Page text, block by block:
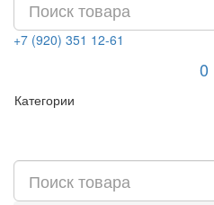
+7 (920) 351 12-61
0
Категории